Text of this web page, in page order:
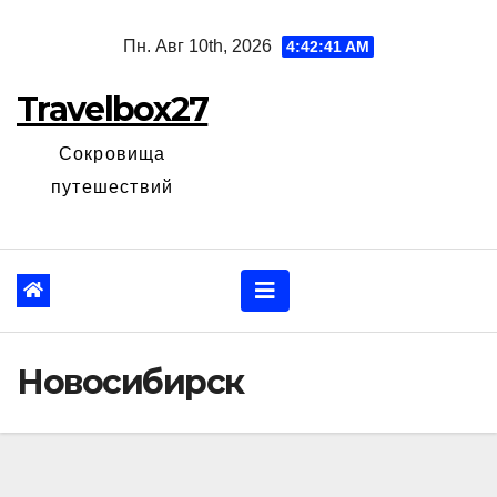
Пн. Авг 10th, 2026 4:42:42 AM
Travelbox27
Сокровища
путешествий
Новосибирск